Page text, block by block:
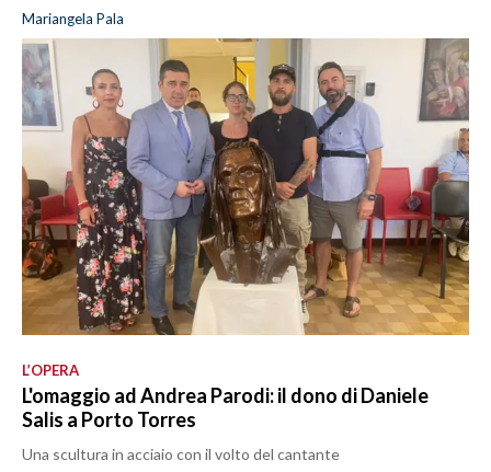
Mariangela Pala
L’OPERA
L'omaggio ad Andrea Parodi: il dono di Daniele
Salis a Porto Torres
Una scultura in acciaio con il volto del cantante